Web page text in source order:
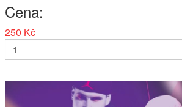
English
Kontakt
Cena
250 Kč